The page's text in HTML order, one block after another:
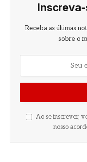
Receba as últimas
sobre o
Ao se inscrever,
nosso